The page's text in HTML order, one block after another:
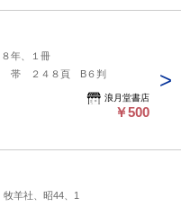
年、１冊
帯 ２４８頁 B６判
浪月堂書店
￥500
羊社、昭44、1